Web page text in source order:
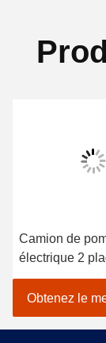
Camion de
électrique 2
homologué
de cheval de
de golf
Obtenez le